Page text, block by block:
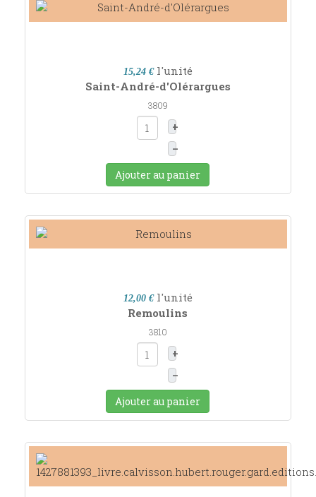
15,24 € l'unité
Saint-André-d'Olérargues
3809
+
–
Ajouter au panier
12,00 € l'unité
Remoulins
3810
+
–
Ajouter au panier